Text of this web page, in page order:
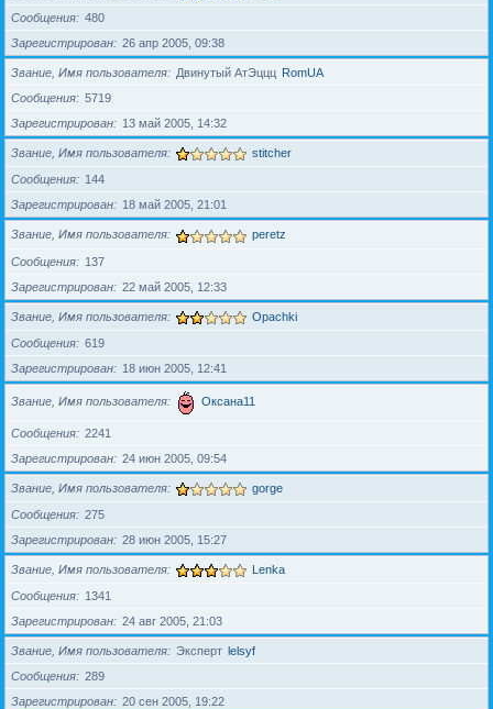
Сообщения
480
Зарегистрирован
26 апр 2005, 09:38
Звание, Имя пользователя Двинутый АтЭццц RomUA
Сообщения
5719
Зарегистрирован
13 май 2005, 14:32
Звание, Имя пользователя stitcher
Сообщения
144
Зарегистрирован
18 май 2005, 21:01
Звание, Имя пользователя peretz
Сообщения
137
Зарегистрирован
22 май 2005, 12:33
Звание, Имя пользователя Opachki
Сообщения
619
Зарегистрирован
18 июн 2005, 12:41
Звание, Имя пользователя Оксана11
Сообщения
2241
Зарегистрирован
24 июн 2005, 09:54
Звание, Имя пользователя gorge
Сообщения
275
Зарегистрирован
28 июн 2005, 15:27
Звание, Имя пользователя Lenka
Сообщения
1341
Зарегистрирован
24 авг 2005, 21:03
Звание, Имя пользователя Эксперт lelsyf
Сообщения
289
Зарегистрирован
20 сен 2005, 19:22